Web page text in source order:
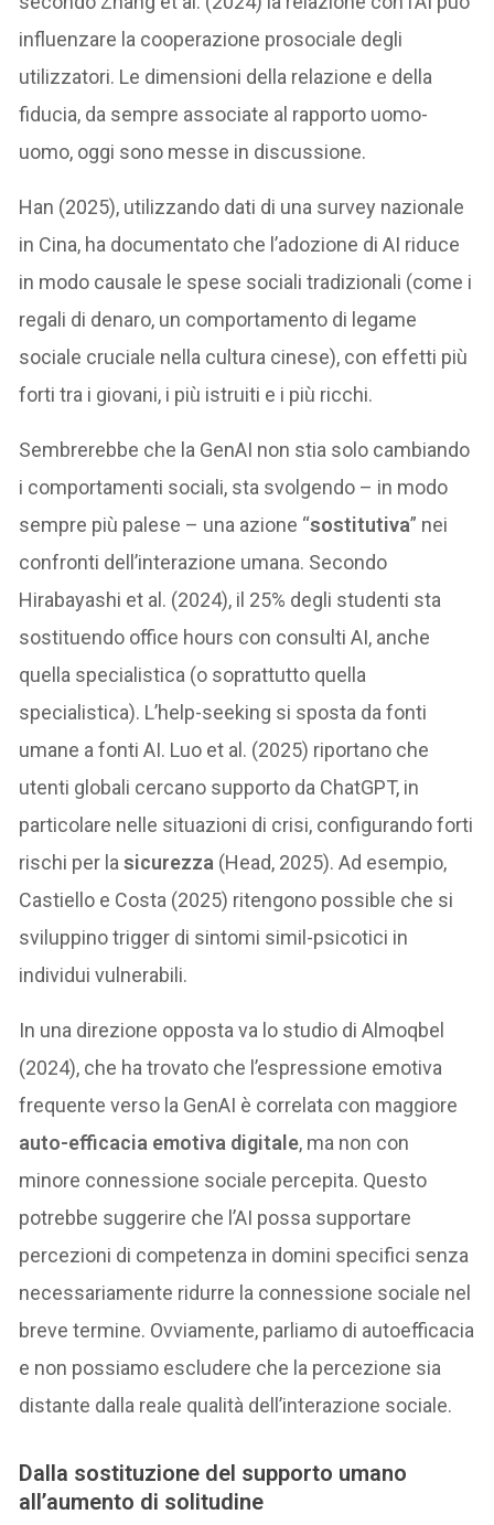
influenzare la cooperazione prosociale degli
utilizzatori. Le dimensioni della relazione e della
fiducia, da sempre associate al rapporto uomo-
uomo, oggi sono messe in discussione.
Han (2025), utilizzando dati di una survey nazionale
in Cina, ha documentato che l’adozione di AI riduce
in modo causale le spese sociali tradizionali (come i
regali di denaro, un comportamento di legame
sociale cruciale nella cultura cinese), con effetti più
forti tra i giovani, i più istruiti e i più ricchi.
Sembrerebbe che la GenAI non stia solo cambiando
i comportamenti sociali, sta svolgendo – in modo
sempre più palese – una azione “sostitutiva” nei
confronti dell’interazione umana. Secondo
Hirabayashi et al. (2024), il 25% degli studenti sta
sostituendo office hours con consulti AI, anche
quella specialistica (o soprattutto quella
specialistica). L’help-seeking si sposta da fonti
umane a fonti AI. Luo et al. (2025) riportano che
utenti globali cercano supporto da ChatGPT, in
particolare nelle situazioni di crisi, configurando forti
rischi per lasicurezza (Head, 2025). Ad esempio,
Castiello e Costa (2025) ritengono possible che si
sviluppino trigger di sintomi simil-psicotici in
individui vulnerabili.
In una direzione opposta va lo studio di Almoqbel
(2024), che ha trovato che l’espressione emotiva
frequente verso la GenAI è correlata con maggiore
auto-efficacia emotiva digitale, ma non con
minore connessione sociale percepita. Questo
potrebbe suggerire che l’AI possa supportare
percezioni di competenza in domini specifici senza
necessariamente ridurre la connessione sociale nel
breve termine. Ovviamente, parliamo di autoefficacia
e non possiamo escludere che la percezione sia
distante dalla reale qualità dell’interazione sociale.
Dalla sostituzione del supporto umano
all’aumento di solitudine